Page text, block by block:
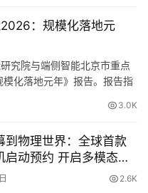
能在降噪的同时，不牺
马达提供动力的 Airwrap
利用空气为头发造型，再
知。
：规模化落地元
究院与端侧智能北京市重点
化落地元年》报告。报告指
3.0K
到物理世界：全球首款
启动预约 开启多模态具
2.6K